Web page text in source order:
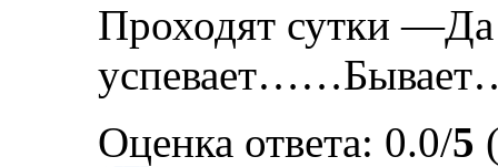
Проходят сутки
Оценка ответа: 0.0/5